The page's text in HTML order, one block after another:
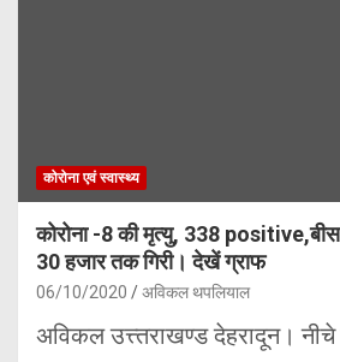
कोरोना एवं स्वास्थ्य
कोरोना -8 की मृत्यु, 338
30 हजार तक गिरी। देखें ग्राफ
06/10/2020 अविकल थपलियाल
अविकल उत्त्तराखण्ड देहरादून।